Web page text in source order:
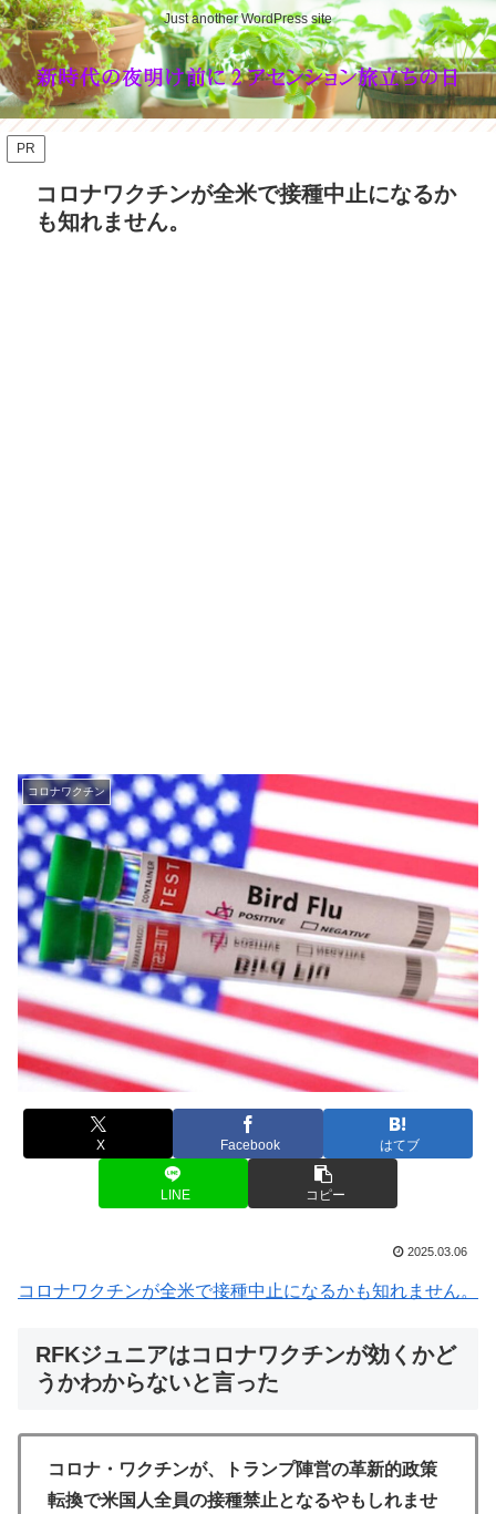
Just another WordPress site
PR
コロナワクチンが全米で接種中止になるか
も知れません。
コロナワクチン
X Facebook はてブ
LINE コピー
2025.03.06
コロナワクチンが全米で接種中止になるかも知れません。
RFKジュニアはコロナワクチンが効くかど
うかわからないと言った
コロナ・ワクチンが、トランプ陣営の革新的政策
転換で米国人全員の接種禁止となるやもしれませ